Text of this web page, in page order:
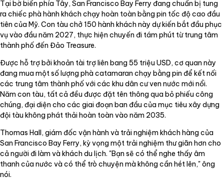
Tại bờ biển phía Tây, San Francisco Bay Ferry đang chuẩn bị tung
ra chiếc phà hành khách chạy hoàn toàn bằng pin tốc độ cao đầu
tiên của Mỹ. Con tàu chở 150 hành khách này dự kiến bắt đầu phục
vụ vào đầu năm 2027, thực hiện chuyến đi tám phút từ trung tâm
thành phố đến Đảo Treasure.
Được hỗ trợ bởi khoản tài trợ liên bang 55 triệu USD, cơ quan này
đang mua một số lượng phà catamaran chạy bằng pin để kết nối
các trung tâm thành phố với các khu dân cư ven nước mới nổi.
Năm con tàu, tất cả đều được đặt tên thông qua bỏ phiếu công
chúng, đại diện cho các giai đoạn ban đầu của mục tiêu xây dựng
đội tàu không phát thải hoàn toàn vào năm 2035.
Thomas Hall, giám đốc vận hành và trải nghiệm khách hàng của
San Francisco Bay Ferry, kỳ vọng một trải nghiệm thư giãn hơn cho
cả người đi làm và khách du lịch. "Bạn sẽ có thể nghe thấy âm
thanh của nước và có thể trò chuyện mà không cần hét lên," ông
nói.